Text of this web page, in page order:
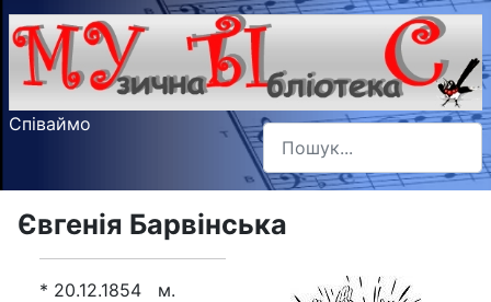
Співаймо Пошук
Type 2 or more characters
Євгенія Барвінська
* 20.12.1854 м.